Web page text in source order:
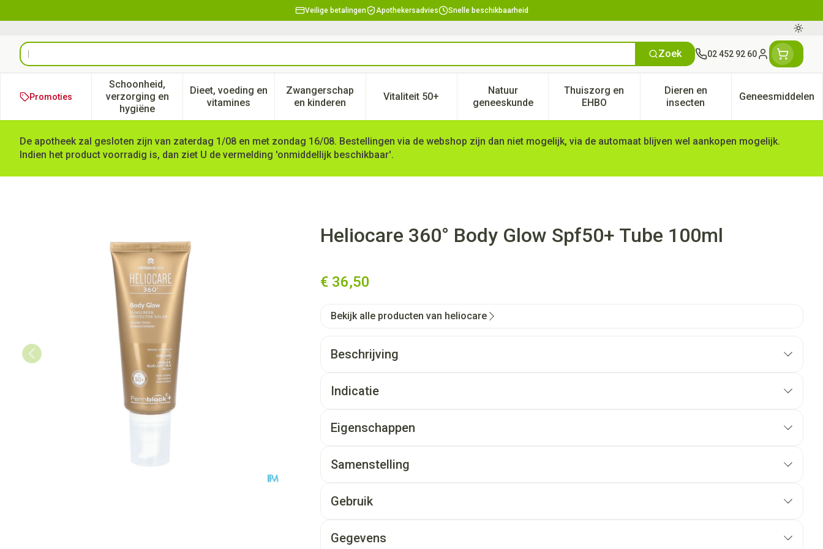
Veilige betalingen Apothekersadvies Snelle beschikbaarheid
Product, merk, categorie... Zoek 02 452 92 60
Klant menu
Promoties
Schoonheid,
verzorging en
hygiëne
Toon submenu voor Schoonheid, verzorging en hygiëne categorie
Dieet, voeding en
vitaminesToon submenu voor Dieet, voeding en vitamines categorie
Zwangerschap
en kinderenToon submenu voor Zwangerschap en kinderen categorie
Vitaliteit 50+Toon submenu voor Vitaliteit 50+ categorie
Natuur
geneeskunde
Toon submenu voor Natuur geneeskunde categorie
Thuiszorg en
EHBOToon submenu voor Thuiszorg en EHBO categorie
Dieren en
insectenToon submenu voor Dieren
Geneesmiddelen
Toon
De apotheek zal gesloten zijn van zaterdag 1/08 en met zondag 16/08. Bestellingen via de webshop zijn dan niet mogelijk, via de automaat blijven wel aankopen mogelijk.
Indien het product voorradig is, dan ziet U de vermelding 'onmiddellijk beschikbaar'.
Heliocare 360° Body Glow Spf50+ Tube 100mlHeliocare 360° Body Glow Spf50+ Tube 100ml
€ 36,50
Bekijk alle producten van heliocare
Beschrijving
Indicatie
Eigenschappen
Samenstelling
Gebruik
Gegevens